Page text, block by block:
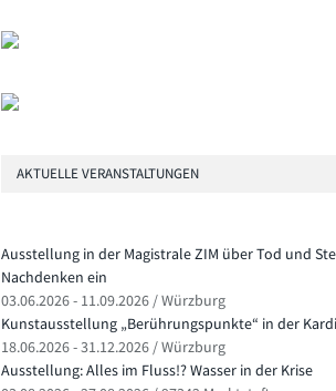
AKTUELLE VERANSTALTUNGEN
Ausstellung in der Magistrale ZIM über Tod und
Nachdenken ein
03.06.2026 - 11.09.2026 / Würzburg
Kunstausstellung „Berührungspunkte“ in der
18.06.2026 - 31.12.2026 / Würzburg
Ausstellung: Alles im Fluss!? Wasser in der Krise